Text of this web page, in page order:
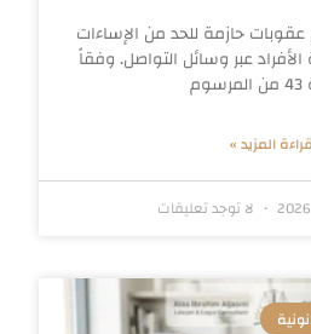
حازمة للحد من الإساءات
عبر وسائل التواصل. وفقاً
قراءة المزيد »
لا توجد تعليقات